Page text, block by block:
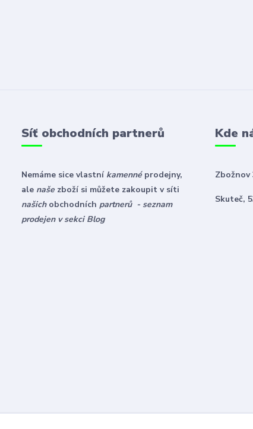
Síť obchodních partnerů
Nemáme sice vlastní kamennéprodejny,
ale našezboží si můžete zakoupit v síti
našichobchodních partnerů - seznam
prodejen v sekci Blog
Kde
Zbožnov
Skuteč,